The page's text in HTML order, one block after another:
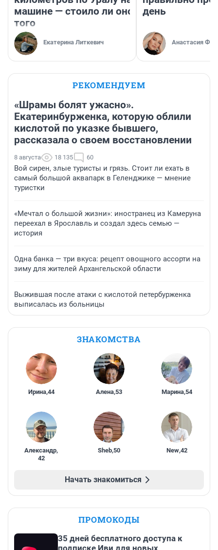
машине — стоило ли оно
того
Екатерина Литкевич
день
Анастасия
РЕКОМЕНДУЕМ
«Шрамы болят ужасно».
Екатеринбурженка, которую облили
кислотой по указке бывшего,
рассказала о своем восстановлении
8 августа 18 135 60
Вой сирен, злые туристы и грязь. Стоит ли ехать в
самый большой аквапарк в Геленджике — мнение
туристки
«Мечтал о большой жизни»: иностранец из Камеруна
переехал в Ярославль и создал здесь семью —
история
Одна банка — три вкуса: рецепт овощного ассорти на
зиму для жителей Архангельской области
Выжившая после атаки с кислотой петербурженка
выписалась из больницы
ЗНАКОМСТВА
Ирина,44 Алена,53 Марина,54
Александр,
42
Sheb,50 New,42
Начать знакомиться
ПРОМОКОДЫ
35 дней бесплатного доступа к